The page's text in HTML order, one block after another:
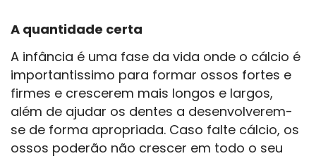
A quantidade certa
A infância é uma fase da vida onde o cálcio é
importantissimo para formar ossos fortes e
firmes e crescerem mais longos e largos,
além de ajudar os dentes a desenvolverem-
se de forma apropriada. Caso falte cálcio, os
ossos poderão não crescer em todo o seu